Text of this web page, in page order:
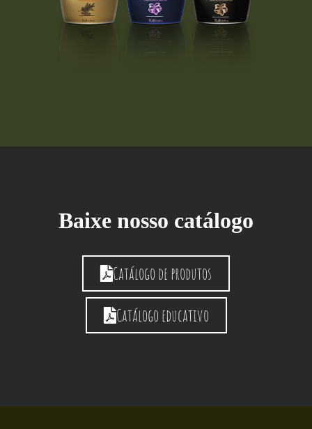
Baixe nosso catálogo
Catálogo de produtos
Catálogo educativo